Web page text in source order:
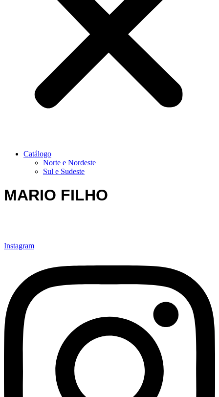
Catálogo
Norte e Nordeste
Sul e Sudeste
MARIO FILHO
Instagram